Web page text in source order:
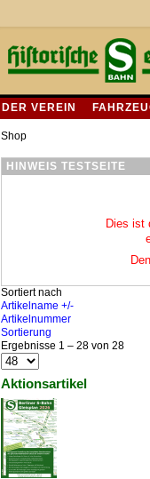
DER VEREIN
Shop
HINWEIS TESTSEITE
Dies ist
Sortiert nach
Artikelname +/-
Artikelnummer
Sortierung
Ergebnisse 1 – 28 von 28
Aktionsartikel